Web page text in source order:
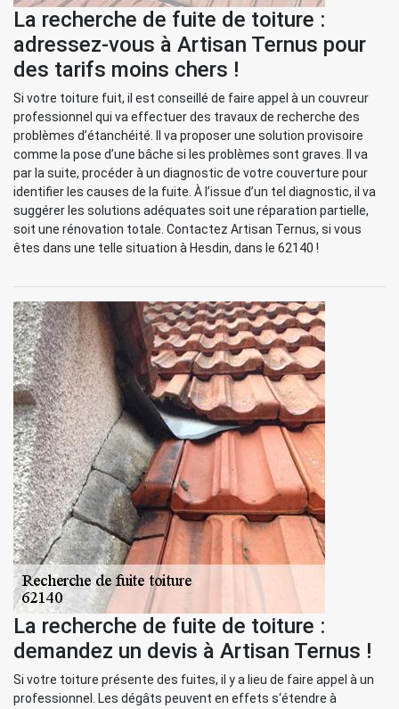
La recherche de fuite de toiture :
adressez-vous à Artisan Ternus pour
des tarifs moins chers !
Si votre toiture fuit, il est conseillé de faire appel à un couvreur
professionnel qui va effectuer des travaux de recherche des
problèmes d’étanchéité. Il va proposer une solution provisoire
comme la pose d’une bâche si les problèmes sont graves. Il va
par la suite, procéder à un diagnostic de votre couverture pour
identifier les causes de la fuite. À l’issue d’un tel diagnostic, il va
suggérer les solutions adéquates soit une réparation partielle,
soit une rénovation totale. Contactez Artisan Ternus, si vous
êtes dans une telle situation à Hesdin, dans le 62140 !
La recherche de fuite de toiture :
demandez un devis à Artisan Ternus !
Si votre toiture présente des fuites, il y a lieu de faire appel à un
professionnel. Les dégâts peuvent en effets s‘étendre à